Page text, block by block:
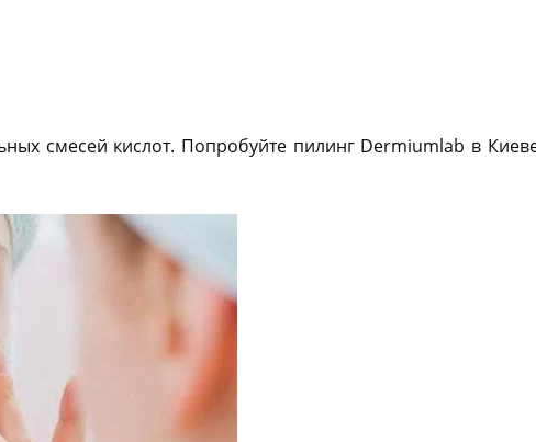
смесей кислот. Попробуйте пилинг Dermiumlab в